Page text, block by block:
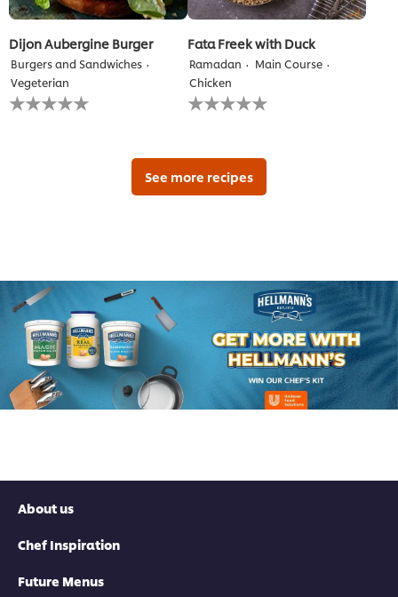
Dijon Aubergine Burger
Burgers and Sandwiches
Vegeterian
لم
يتم
Fata Freek with Duck
Ramadan
Main Course
Chicken
لم
يتم
تقييمات
لهذا
See more recipes
About us
Chef Inspiration
Future Menus